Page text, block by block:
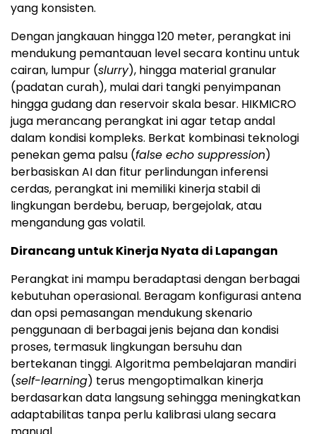
yang konsisten.
Dengan jangkauan hingga 120 meter, perangkat ini
mendukung pemantauan level secara kontinu untuk
cairan, lumpur (slurry), hingga material granular
(padatan curah), mulai dari tangki penyimpanan
hingga gudang dan reservoir skala besar. HIKMICRO
juga merancang perangkat ini agar tetap andal
dalam kondisi kompleks. Berkat kombinasi teknologi
penekan gema palsu (false echo suppression)
berbasiskan AI dan fitur perlindungan inferensi
cerdas, perangkat ini memiliki kinerja stabil di
lingkungan berdebu, beruap, bergejolak, atau
mengandung gas volatil.
Dirancang untuk Kinerja Nyata di Lapangan
Perangkat ini mampu beradaptasi dengan berbagai
kebutuhan operasional. Beragam konfigurasi antena
dan opsi pemasangan mendukung skenario
penggunaan di berbagai jenis bejana dan kondisi
proses, termasuk lingkungan bersuhu dan
bertekanan tinggi. Algoritma pembelajaran mandiri
(self-learning) terus mengoptimalkan kinerja
berdasarkan data langsung sehingga meningkatkan
adaptabilitas tanpa perlu kalibrasi ulang secara